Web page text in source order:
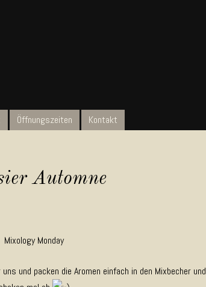
Öffnungszeiten Kontakt
Automne
Mixology Monday
und packen die Aromen einfach in den Mixbecher und